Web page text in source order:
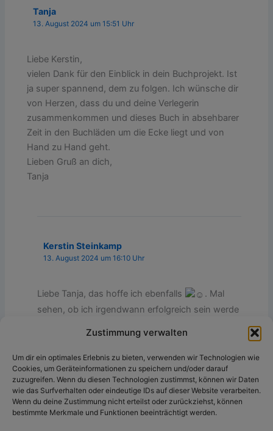
Zustimmung verwalten
Um dir ein optimales Erlebnis zu bieten, verwenden wir Technologien wie
Cookies, um Geräteinformationen zu speichern und/oder darauf
zuzugreifen. Wenn du diesen Technologien zustimmst, können wir Daten
wie das Surfverhalten oder eindeutige IDs auf dieser Website verarbeiten.
Wenn du deine Zustimmung nicht erteilst oder zurückziehst, können
bestimmte Merkmale und Funktionen beeinträchtigt werden.
Tanja
13. August 2024 um 15:51 Uhr
Liebe Kerstin,
vielen Dank für den Einblick in dein Buchprojekt. Ist
ja super spannend, dem zu folgen. Ich wünsche dir
von Herzen, dass du und deine Verlegerin
zusammenkommen und dieses Buch in absehbarer
Zeit in den Buchläden um die Ecke liegt und von
Hand zu Hand geht.
Lieben Gruß an dich,
Tanja
Kerstin Steinkamp
13. August 2024 um 16:10 Uhr
Liebe Tanja, das hoffe ich ebenfalls
. Mal
sehen, ob ich irgendwann erfolgreich sein werde
Liebe Grüße
Kerstin
Die Kommentare sind geschlossen.